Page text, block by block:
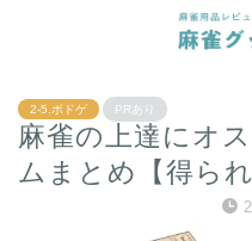
2-5.ボドゲ PRあり
麻雀の上達にオ
ムまとめ【得ら